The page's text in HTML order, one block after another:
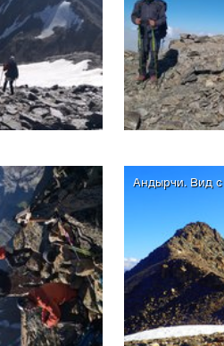
Андырчи. Вид